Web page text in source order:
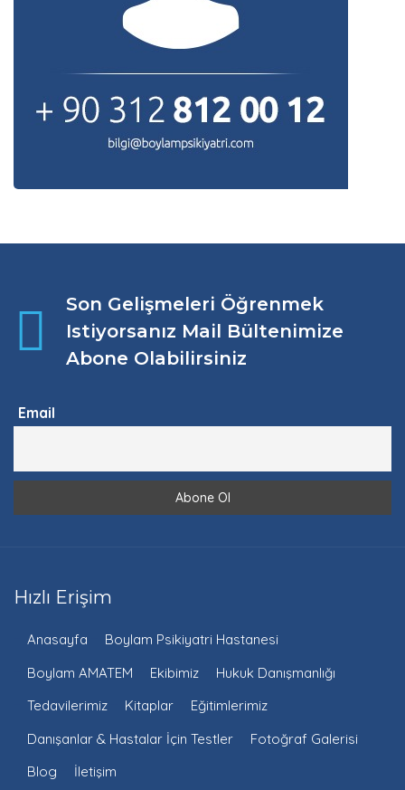
Son Gelişmeleri Öğrenmek
Istiyorsanız Mail Bültenimize
Abone Olabilirsiniz
Email
Hızlı Erişim
Anasayfa
Boylam Psikiyatri Hastanesi
Boylam AMATEM
Ekibimiz
Hukuk Danışmanlığı
Tedavilerimiz
Kitaplar
Eğitimlerimiz
Danışanlar & Hastalar İçin Testler
Fotoğraf Galerisi
Blog
İletişim